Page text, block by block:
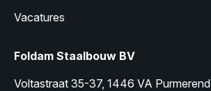
Vacatures
Foldam Staalbouw BV
Voltastraat 35-37, 1446 VA Purmerend